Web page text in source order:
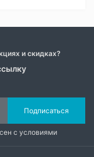
и скидках?
Подписаться
с условиями